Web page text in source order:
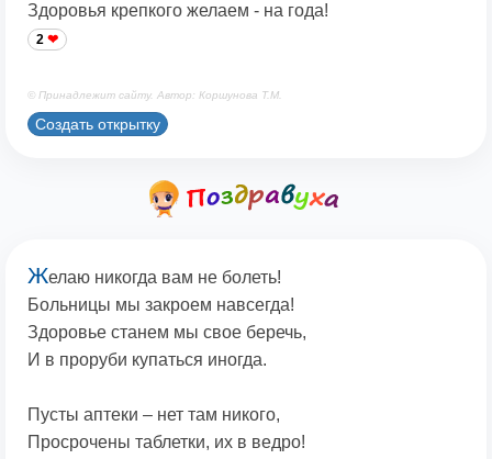
Здоровья крепкого желаем - на года!
2
© Принадлежит сайту. Автор: Коршунова Т.М.
Создать открытку
Желаю никогда вам не болеть!
Больницы мы закроем навсегда!
Здоровье станем мы свое беречь,
И в проруби купаться иногда.
Пусты аптеки – нет там никого,
Просрочены таблетки, их в ведро!